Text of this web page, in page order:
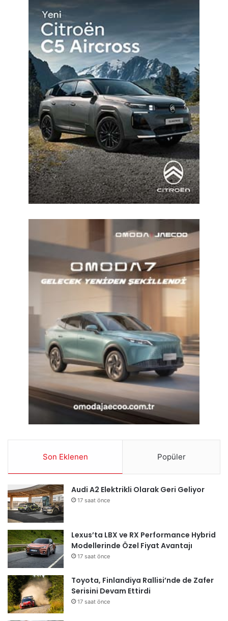
Son Eklenen Popüler
Audi A2 Elektrikli Olarak Geri Geliyor
17 saat önce
Lexus’ta LBX ve RX Performance Hybrid
Modellerinde Özel Fiyat Avantajı
17 saat önce
Toyota, Finlandiya Rallisi’nde de Zafer
Serisini Devam Ettirdi
17 saat önce